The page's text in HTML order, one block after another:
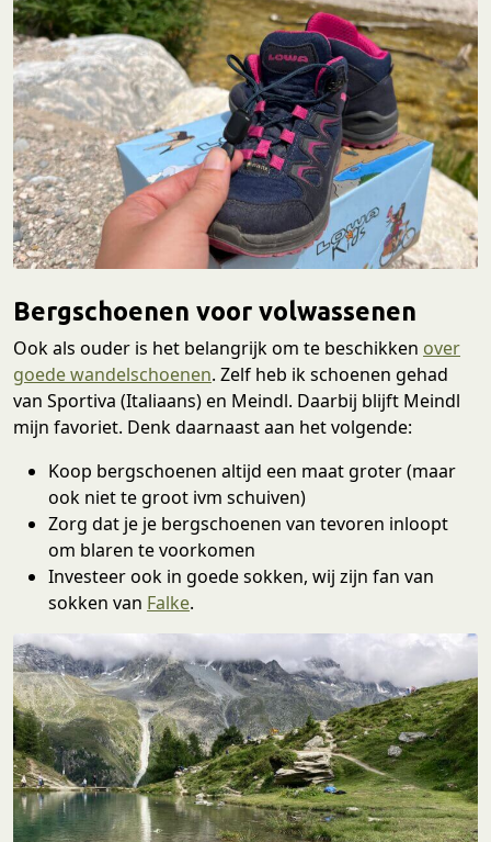
Bergschoenen voor volwassenen
Ook als ouder is het belangrijk om te beschikken over
goede wandelschoenen. Zelf heb ik schoenen gehad
van Sportiva (Italiaans) en Meindl. Daarbij blijft Meindl
mijn favoriet. Denk daarnaast aan het volgende:
Koop bergschoenen altijd een maat groter (maar
ook niet te groot ivm schuiven)
Zorg dat je je bergschoenen van tevoren inloopt
om blaren te voorkomen
Investeer ook in goede sokken, wij zijn fan van
sokken van Falke.